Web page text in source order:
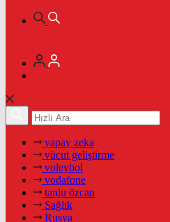
yapay zeka
vücut geliştirme
voleybol
vodafone
tanju özcan
Sağlık
Rusya